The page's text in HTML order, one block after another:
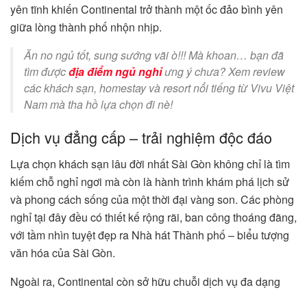
yên tĩnh khiến Continental trở thành một ốc đảo bình yên
giữa lòng thành phố nhộn nhịp.
Ăn no ngủ tốt, sung sướng vãi ò!!! Mà khoan… bạn đã
tìm đượcđịa điểm ngủ nghỉưng ý chưa? Xem review
các khách sạn, homestay và resort nổi tiếng từ Vivu Việt
Nam mà tha hồ lựa chọn đi nè!
Dịch vụ đẳng cấp – trải nghiệm độc đáo
Lựa chọn khách sạn lâu đời nhất Sài Gòn không chỉ là tìm
kiếm chỗ nghỉ ngơi mà còn là hành trình khám phá lịch sử
và phong cách sống của một thời đại vàng son. Các phòng
nghỉ tại đây đều có thiết kế rộng rãi, ban công thoáng đãng,
với tầm nhìn tuyệt đẹp ra Nhà hát Thành phố – biểu tượng
văn hóa của Sài Gòn.
Ngoài ra, Continental còn sở hữu chuỗi dịch vụ đa dạng